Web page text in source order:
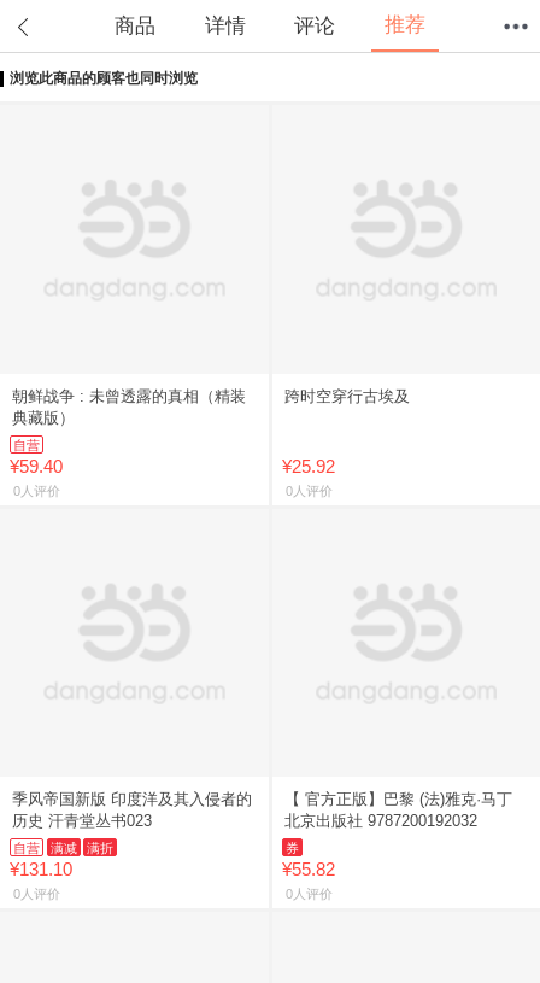
商品 详情 评论 推荐
浏览此商品的顾客也同时浏览
朝鲜战争 : 未曾透露的真相（精装
典藏版）
自营
¥59.40
0人评价
跨时空穿行古埃及
¥25.92
0人评价
季风帝国新版 印度洋及其入侵者的
历史 汗青堂丛书023
自营 满减 满折
¥131.10
0人评价
【 官方正版】巴黎 (法)雅克·马丁
北京出版社 9787200192032
券
¥55.82
0人评价